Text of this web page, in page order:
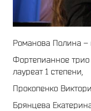
Романова Полина –
Фортепианное
лауреат 1 степени,
Прокопенко
Брянцева